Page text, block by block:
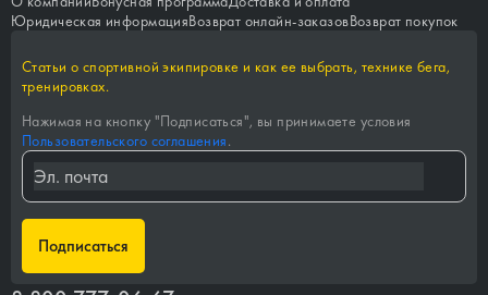
Юридическая информацияВозврат онлайн-заказовВозврат покупок
Статьи о спортивной экипировке и как ее выбрать, технике бега,
тренировках.
Нажимая на кнопку "Подписаться", вы принимаете условия
Пользовательского соглашения.
Подписаться